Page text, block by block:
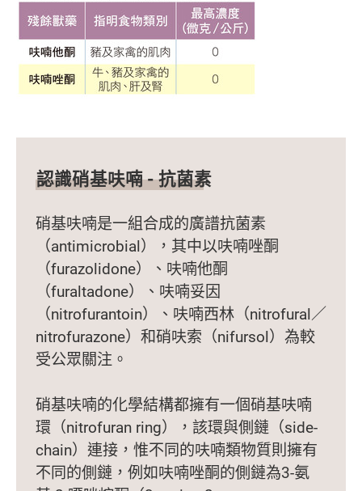
認識硝基呋喃 - 抗菌素
硝基呋喃是一組合成的廣譜抗菌素
（antimicrobial），其中以呋喃唑酮
（furazolidone）、呋喃他酮
（furaltadone）、呋喃妥因
（nitrofurantoin）、呋喃西林（nitrofural／
nitrofurazone）和硝呋索（nifursol）為較
受公眾關注。
硝基呋喃的化學結構都擁有一個硝基呋喃
環（nitrofuran ring），該環與側鏈（side-
chain）連接，惟不同的呋喃類物質則擁有
不同的側鏈，例如呋喃唑酮的側鏈為3-氨